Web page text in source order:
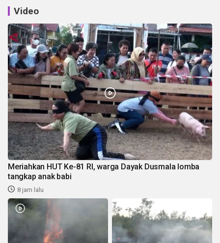
Video
Meriahkan HUT Ke-81 RI, warga Dayak Dusmala lomba
tangkap anak babi
8 jam lalu